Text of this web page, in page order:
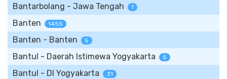
Bantarbolang - Jawa Tengah 1
Banten 1455
Banten - Banten 5
Bantul - Daerah Istimewa Yogyakarta 5
Bantul - DI Yogyakarta 31